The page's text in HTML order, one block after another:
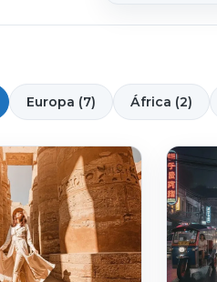
Europa (7) África (2)